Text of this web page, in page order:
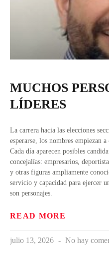
MUCHOS
LÍDERES
La carrera hacia las elecciones
esperarse, los nombres empiezan
Cada día aparecen posibles
concejalías: empresarios,
y otras figuras ampliamente
servicio y capacidad para ejercer
son personajes.
READ MORE
julio 13, 2026 No hay